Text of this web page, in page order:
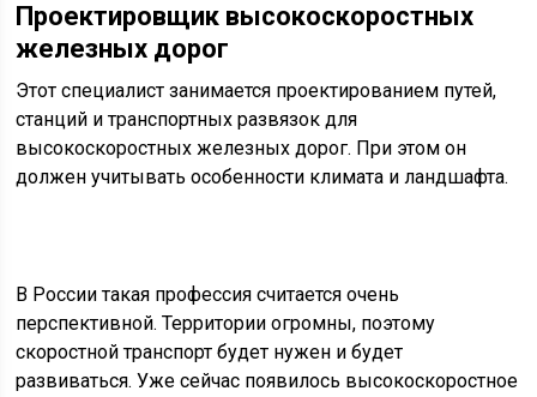
Проектировщик высокоскоростных
железных дорог
Этот специалист занимается проектированием путей,
станций и транспортных развязок для
высокоскоростных железных дорог. При этом он
должен учитывать особенности климата и ландшафта.
В России такая профессия считается очень
перспективной. Территории огромны, поэтому
скоростной транспорт будет нужен и будет
развиваться. Уже сейчас появилось высокоскоростное